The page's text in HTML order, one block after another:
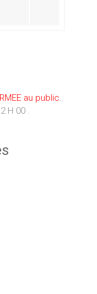
au public.
H 00 .